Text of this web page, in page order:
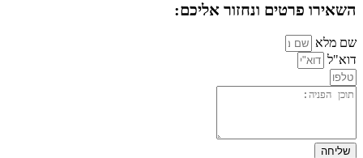
השאירו פרטים ונחזור אליכם:
שם מלא
דוא"ל
שליחה